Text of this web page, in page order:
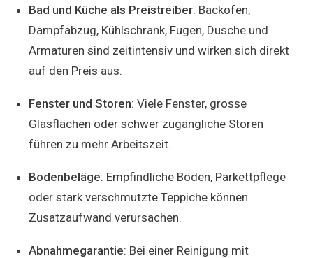
Bad und Küche als Preistreiber: Backofen,
Dampfabzug, Kühlschrank, Fugen, Dusche und
Armaturen sind zeitintensiv und wirken sich direkt
auf den Preis aus.
Fenster und Storen: Viele Fenster, grosse
Glasflächen oder schwer zugängliche Storen
führen zu mehr Arbeitszeit.
Bodenbeläge: Empfindliche Böden, Parkettpflege
oder stark verschmutzte Teppiche können
Zusatzaufwand verursachen.
Abnahmegarantie: Bei einer Reinigung mit